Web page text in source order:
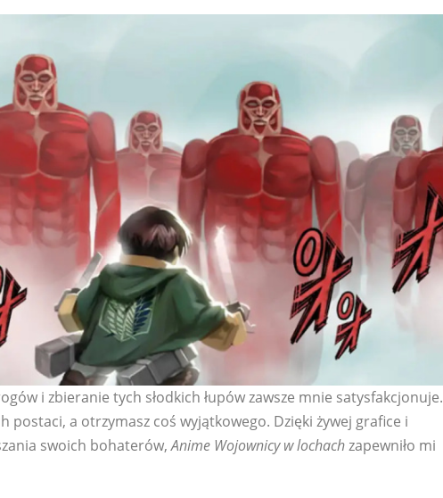
i zbieranie tych słodkich łupów zawsze mnie satysfakcjonuje.
postaci, a otrzymasz coś wyjątkowego. Dzięki żywej grafice i
swoich bohaterów,Anime Wojownicy w lochachzapewniło mi